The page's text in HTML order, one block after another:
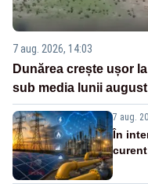
7 aug. 2026, 14:03
Dunărea crește ușor
sub media lunii august
7 aug.
În
curent